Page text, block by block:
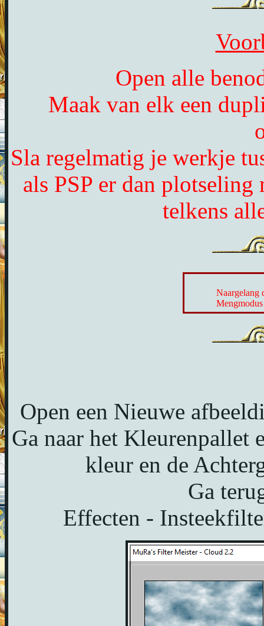
Open alle
Maak van elk een
Sla regelmatig je werkje
als PSP er dan plotseling
telkens
Naargelang
Open een Nieuwe
Ga naar het Kleurenpallet
kleur en de
Ga
Effecten -